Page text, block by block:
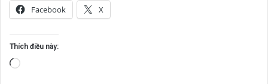
Facebook X
Thích điều này:
Đang